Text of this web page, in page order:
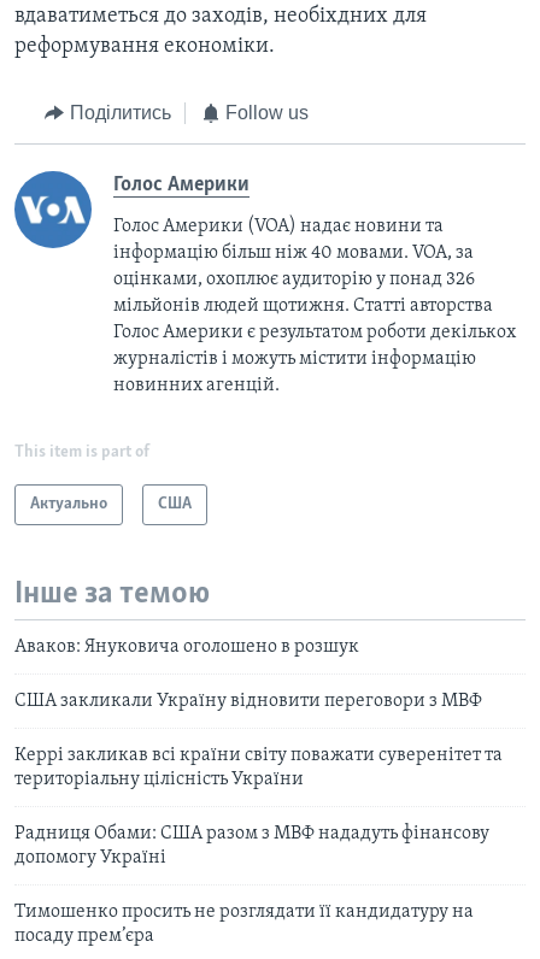
вдаватиметься до заходів, необіхдних для
реформування економіки.
Поділитись Follow us
Голос Америки
Голос Америки (VOA) надає новини та
інформацію більш ніж 40 мовами. VOA, за
оцінками, охоплює аудиторію у понад 326
мільйонів людей щотижня. Статті авторства
Голос Америки є результатом роботи декількох
журналістів і можуть містити інформацію
новинних агенцій.
This item is part of
Актуально США
Інше за темою
Аваков: Януковича оголошено в розшук
США закликали Україну відновити переговори з МВФ
Керрі закликав всі країни світу поважати суверенітет та
територіальну цілісність України
Радниця Обами: США разом з МВФ нададуть фінансову
допомогу Україні
Тимошенко просить не розглядати її кандидатуру на
посаду прем’єра